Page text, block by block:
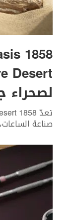
1858
لصحراء
صناعة